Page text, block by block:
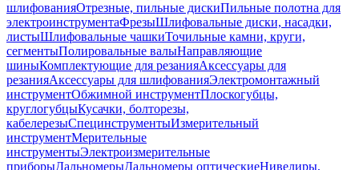
шлифованияОтрезные, пильные дискиПильные полотна для
электроинструментаФрезыШлифовальные диски, насадки,
листыШлифовальные чашкиТочильные камни, круги,
сегментыПолировальные валыНаправляющие
шиныКомплектующие для резанияАксессуары для
резанияАксессуары для шлифованияЭлектромонтажный
инструментОбжимной инструментПлоскогубцы,
круглогубцыКусачки, болторезы,
кабелерезыСпецинструментыИзмерительный
инструментМерительные
инструментыЭлектроизмерительные
приборыДальномерыДальномеры оптическиеНивелиры,